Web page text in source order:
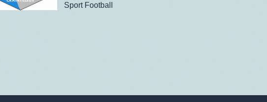
Sport Football